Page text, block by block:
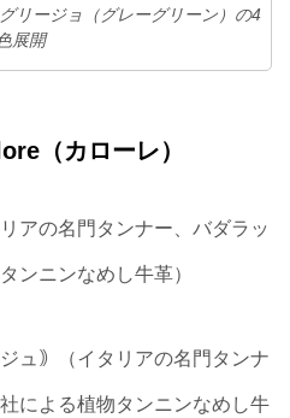
リージョ（グレーグリーン）の4
展開
（カローレ）
アの名門タンナー、バダラッ
ンニンなめし牛革）
ュ｠（イタリアの名門タンナ
による植物タンニンなめし牛